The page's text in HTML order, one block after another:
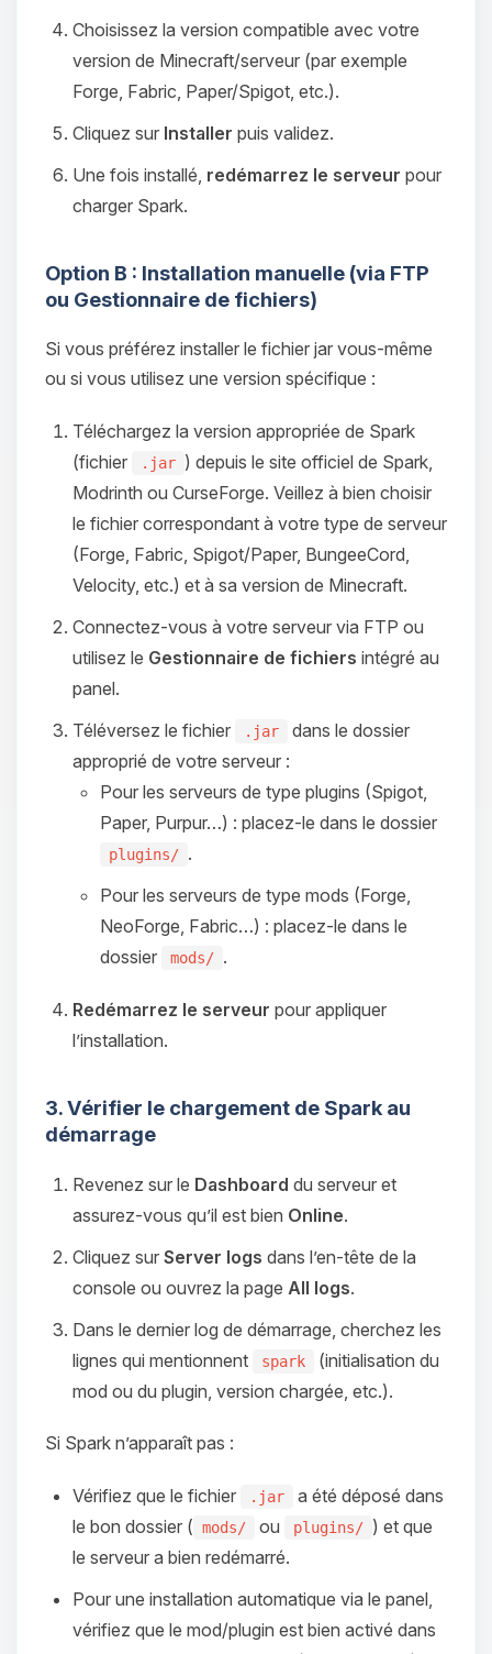
Choisissez la version compatible avec votre
version de Minecraft/serveur (par exemple
Forge, Fabric, Paper/Spigot, etc.).
Cliquez sur Installer puis validez.
Une fois installé, redémarrez le serveur pour
charger Spark.
Option B : Installation manuelle (via FTP
ou Gestionnaire de fichiers)
Si vous préférez installer le fichier jar vous-même
ou si vous utilisez une version spécifique :
Téléchargez la version appropriée de Spark
(fichier
.jar ) depuis le site officiel de Spark,
Modrinth ou CurseForge. Veillez à bien choisir
le fichier correspondant à votre type de serveur
(Forge, Fabric, Spigot/Paper, BungeeCord,
Velocity, etc.) et à sa version de Minecraft.
Connectez-vous à votre serveur via FTP ou
utilisez le Gestionnaire de fichiers intégré au
panel.
Téléversez le fichier
.jar
dans le dossier
approprié de votre serveur :
Pour les serveurs de type plugins (Spigot,
Paper, Purpur…) : placez-le dans le dossier
plugins/ .
Pour les serveurs de type mods (Forge,
NeoForge, Fabric…) : placez-le dans le
dossier
mods/ .
Redémarrez le serveur pour appliquer
l’installation.
3. Vérifier le chargement de Spark au
démarrage
Revenez sur le Dashboard du serveur et
assurez‑vous qu’il est bien Online.
Cliquez sur Server logs dans l’en‑tête de la
console ou ouvrez la page All logs.
Dans le dernier log de démarrage, cherchez les
lignes qui mentionnent
spark
(initialisation du
mod ou du plugin, version chargée, etc.).
Si Spark n’apparaît pas :
Vérifiez que le fichier .jar
a été déposé dans
le bon dossier ( mods/ ou plugins/ ) et que
le serveur a bien redémarré.
Pour une installation automatique via le panel,
vérifiez que le mod/plugin est bien activé dans
Youpi, enfin quelqu’un pour me